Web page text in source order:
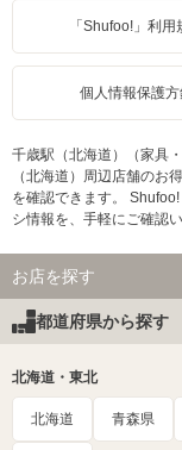
「Shufoo!」利用
個人情報保護方
千歳駅（北海道）（家具
（北海道）周辺店舗のお
を確認できます。
シ情報を、手軽にご確認
お店を探す
都道府県から探す
北海道・東北
北海道 青森県